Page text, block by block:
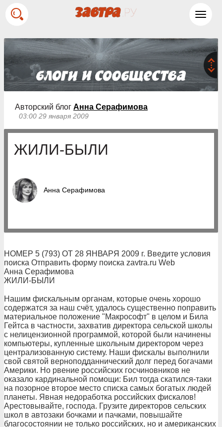
Авторский блог Анна Серафимова
03:00 29 января 2009
ЖИЛИ-БЫЛИ
Анна Серафимова
НОМЕР 5 (793) ОТ 28 ЯНВАРЯ 2009 г. Введите условия
поиска Отправить форму поиска zavtra.ru Web
Анна Серафимова
ЖИЛИ-БЫЛИ
Нашим фискальным органам, которые очень хорошо
содержатся за наш счёт, удалось существенно поправить
материальное положение "Макрософт" в целом и Била
Гейтса в частности, захватив директора сельской школы
с нелицензионной программой, которой были начинены
компьютеры, купленные школьным директором через
централизованную систему. Наши фискалы выполнили
свой святой верноподданнический долг перед богачами
Америки. Но рвение российских госчиновников не
оказало кардинальной помощи: Бил тогда скатился-таки
на позорное второе место списка самых богатых людей
планеты. Явная недоработка российских фискалов!
Арестовывайте, господа. Грузите директоров сельских
школ в автозаки бочками и пачками, повышайте
благосостоянии не только российских, но и американских